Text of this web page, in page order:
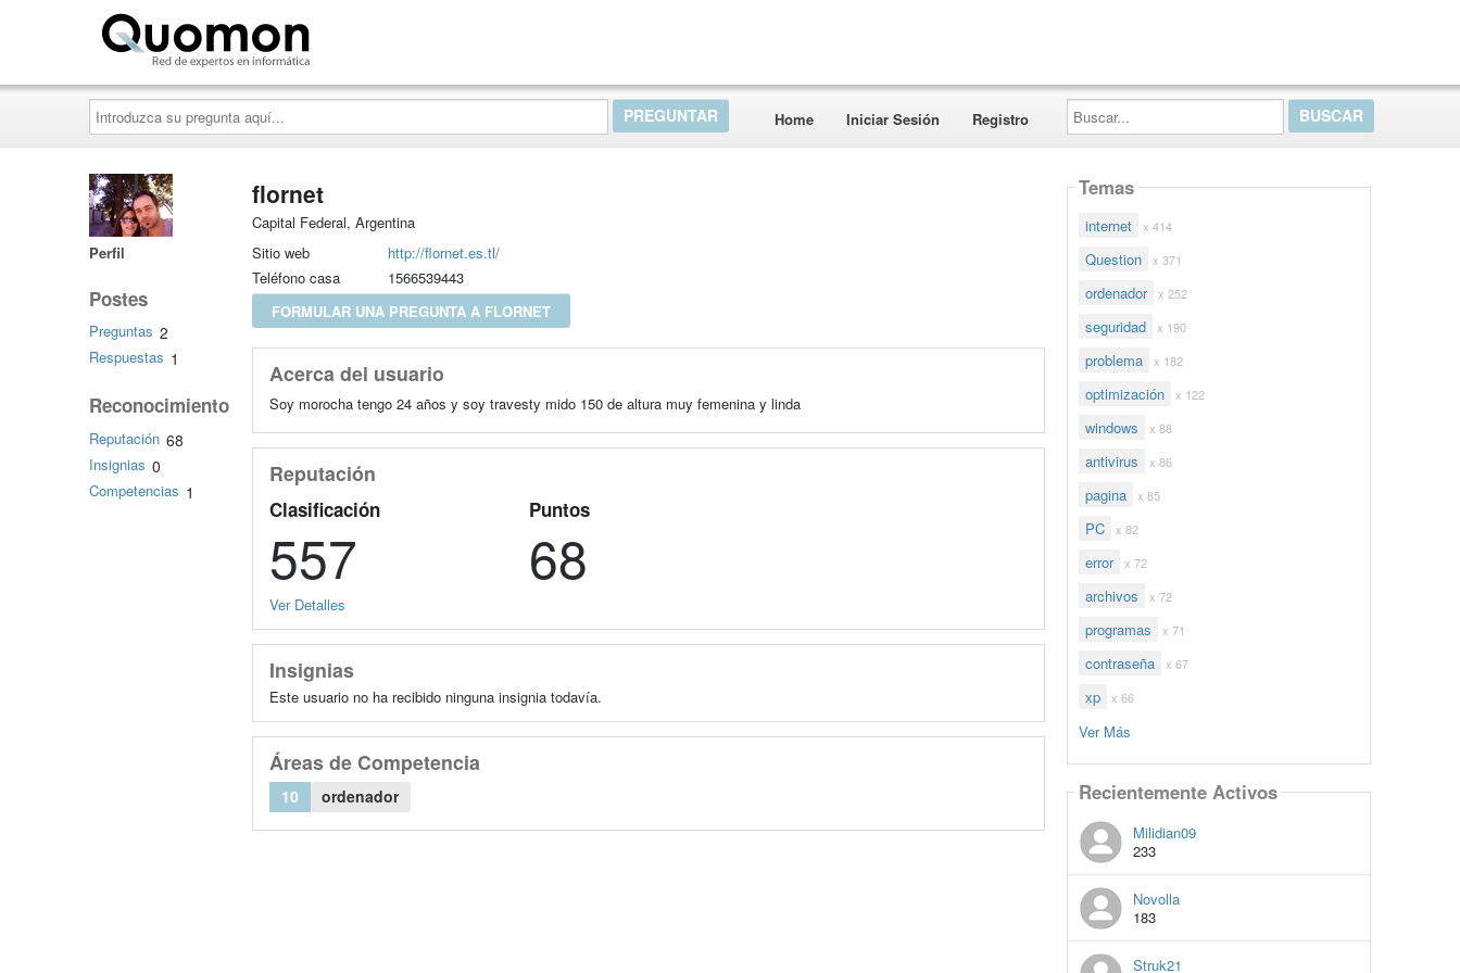
Introduzca
su
pregunta
aquí...
Home Iniciar Sesión Registro
Buscar...
Perfil
Postes
Preguntas 2
Respuestas 1
Reconocimiento
Reputación 68
Insignias 0
Competencias 1
flornet
Capital Federal, Argentina
Sitio web
http://flornet.es.tl/
Teléfono casa
1566539443
FORMULAR UNA PREGUNTA A FLORNET
Acerca del usuario
Soy morocha tengo 24 años y soy travesty mido 150 de altura muy femenina y linda
Reputación
Clasificación
557
Puntos
68
Ver Detalles
Insignias
Este usuario no ha recibido ninguna insignia todavía.
Áreas de Competencia
10 ordenador
Temas
internet x 414
Question x 371
ordenador x 252
seguridad x 190
problema x 182
optimización x 122
windows x 88
antivirus x 86
pagina x 85
PC x 82
error x 72
archivos x 72
programas x 71
contraseña x 67
xp x 66
Ver Más
Recientemente Activos
Milidian09
233
Novolla
183
Struk21